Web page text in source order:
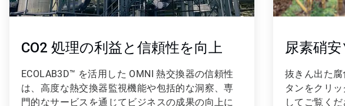
CO2 処理の利益と信頼性を向上
ECOLAB3D™ を活用した OMNI 熱交換器の信頼性
は、高度な熱交換器監視機能や包括的な洞察、専
門的なサービスを通じてビジネスの成果の向上に
尿素硝
抜きん出た
タンをクリ
してご覧くだ